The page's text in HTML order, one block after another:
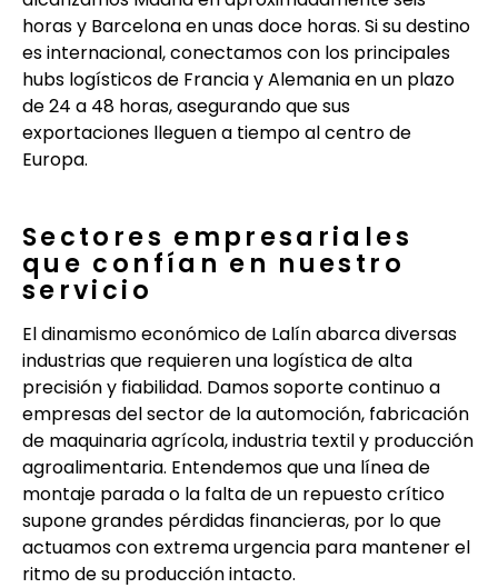
horas y Barcelona en unas doce horas. Si su destino
es internacional, conectamos con los principales
hubs logísticos de Francia y Alemania en un plazo
de 24 a 48 horas, asegurando que sus
exportaciones lleguen a tiempo al centro de
Europa.
Sectores empresariales
que confían en nuestro
servicio
El dinamismo económico de Lalín abarca diversas
industrias que requieren una logística de alta
precisión y fiabilidad. Damos soporte continuo a
empresas del sector de la automoción, fabricación
de maquinaria agrícola, industria textil y producción
agroalimentaria. Entendemos que una línea de
montaje parada o la falta de un repuesto crítico
supone grandes pérdidas financieras, por lo que
actuamos con extrema urgencia para mantener el
ritmo de su producción intacto.